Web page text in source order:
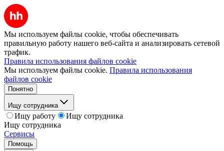
Мы используем файлы cookie, чтобы обеспечивать
правильную работу нашего веб-сайта и анализировать сетевой
трафик.
Правила использования файлов cookie
Мы используем файлы cookie. Правила использования
файлов cookie
Понятно
Ищу сотрудника
Ищу работу
Ищу сотрудника
Ищу сотрудника
Сервисы
Помощь